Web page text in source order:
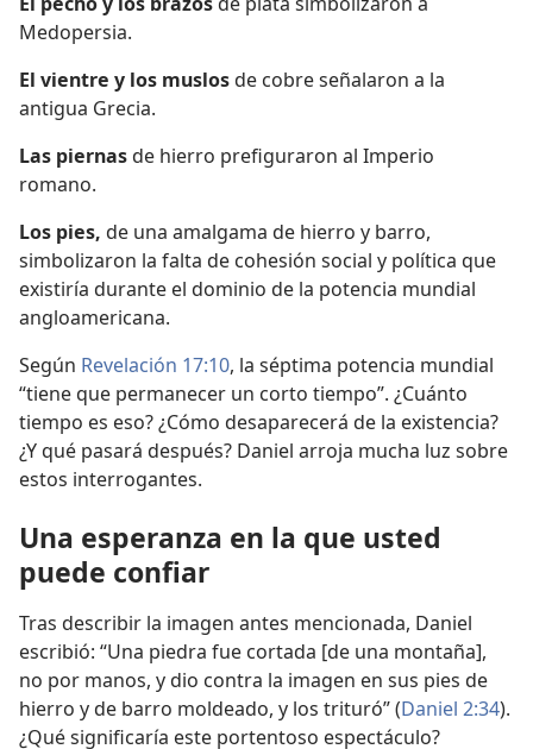
Medopersia.
El vientre y los muslosde cobre señalaron a la
antigua Grecia.
Las piernasde hierro prefiguraron al Imperio
romano.
Los pies, de una amalgama de hierro y barro,
simbolizaron la falta de cohesión social y política que
existiría durante el dominio de la potencia mundial
angloamericana.
Según Revelación 17:10, la séptima potencia mundial
“tiene que permanecer un corto tiempo”. ¿Cuánto
tiempo es eso? ¿Cómo desaparecerá de la existencia?
¿Y qué pasará después? Daniel arroja mucha luz sobre
estos interrogantes.
Una esperanza en la que usted
puede confiar
Tras describir la imagen antes mencionada, Daniel
escribió: “Una piedra fue cortada [de una montaña],
no por manos, y dio contra la imagen en sus pies de
hierro y de barro moldeado, y los trituró” (Daniel 2:34).
¿Qué significaría este portentoso espectáculo?